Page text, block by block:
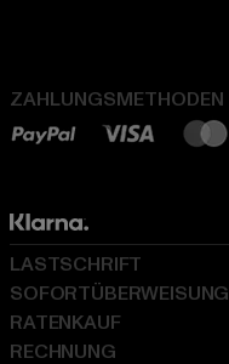
ZAHLUNGSMETHODEN
LASTSCHRIFT
SOFORTÜBERWEISUNG
RATENKAUF
RECHNUNG